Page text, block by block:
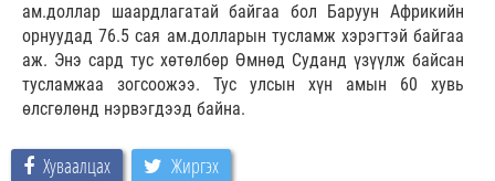
ам.доллар шаардлагатай байгаа бол Баруун Африкийн
орнуудад 76.5 сая ам.долларын тусламж хэрэгтэй байгаа
аж. Энэ сард тус хөтөлбөр Өмнөд Суданд үзүүлж байсан
тусламжаа зогсоожээ. Тус улсын хүн амын 60 хувь
өлсгөлөнд нэрвэгдээд байна.
Хуваалцах Жиргэх